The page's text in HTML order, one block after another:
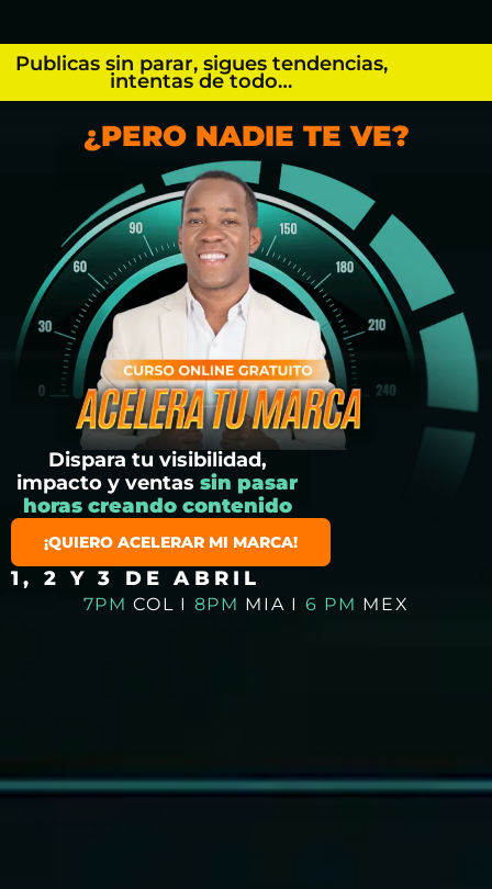
Publicas sin parar, sigues tendencias,
intentas de todo…
¿PERO NADIE TE VE?
Dispara tu visibilidad,
impacto y ventas sin pasar
horas creando contenido
¡QUIERO ACELERAR MI MARCA!
1, 2 Y 3 DE ABRIL
7PM COL I 8PM MIA I 6 PM MEX